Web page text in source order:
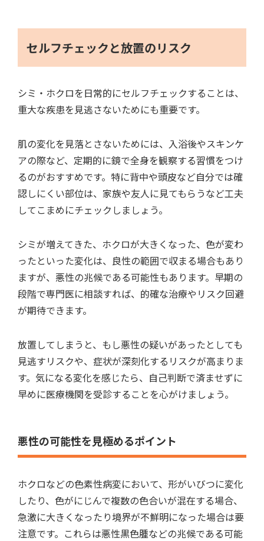
セルフチェックと放置のリスク
シミ・ホクロを日常的にセルフチェックすることは、
重大な疾患を見逃さないためにも重要です。
肌の変化を見落とさないためには、入浴後やスキンケ
アの際など、定期的に鏡で全身を観察する習慣をつけ
るのがおすすめです。特に背中や頭皮など自分では確
認しにくい部位は、家族や友人に見てもらうなど工夫
してこまめにチェックしましょう。
シミが増えてきた、ホクロが大きくなった、色が変わ
ったといった変化は、良性の範囲で収まる場合もあり
ますが、悪性の兆候である可能性もあります。早期の
段階で専門医に相談すれば、的確な治療やリスク回避
が期待できます。
放置してしまうと、もし悪性の疑いがあったとしても
見逃すリスクや、症状が深刻化するリスクが高まりま
す。気になる変化を感じたら、自己判断で済ませずに
早めに医療機関を受診することを心がけましょう。
悪性の可能性を見極めるポイント
ホクロなどの色素性病変において、形がいびつに変化
したり、色がにじんで複数の色合いが混在する場合、
急激に大きくなったり境界が不鮮明になった場合は要
注意です。これらは悪性黒色腫などの兆候である可能